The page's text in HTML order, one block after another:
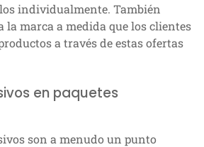
individualmente. También
la marca a medida que los clientes
a través de estas ofertas
en paquetes
son a menudo un punto